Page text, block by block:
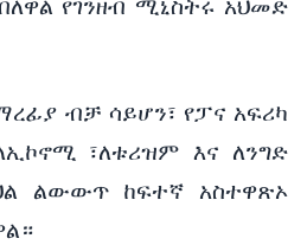
የገንዘብ ሚኒስትሩ አህመድ
ብቻ ሳይሆን፣ የፓና አፍሪካ
፣ለቱሪዝም እና
ለንግድ
ልውውጥ ከፍተኛ
አስተዋጽኦ